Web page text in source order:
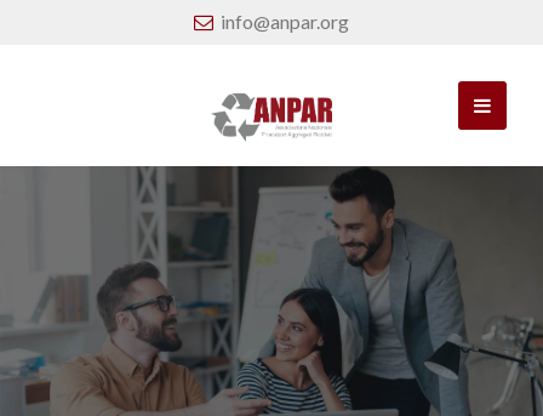
info@anpar.org